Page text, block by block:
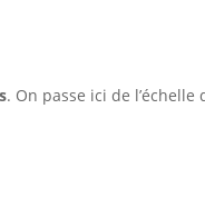
. On passe ici de l’échelle